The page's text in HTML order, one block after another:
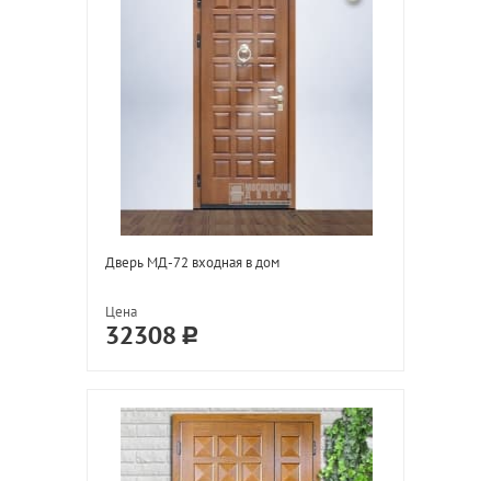
Дверь МД-72 входная в дом
Цена
32308